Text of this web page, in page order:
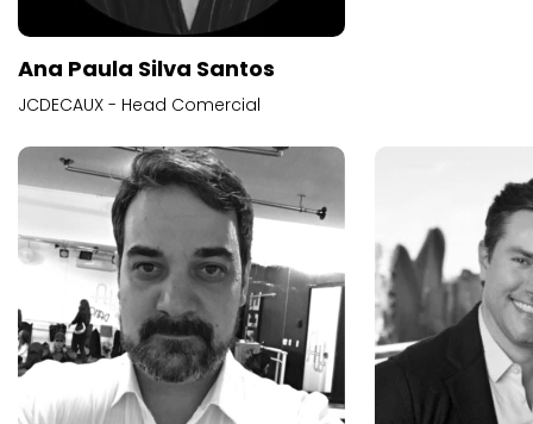
Ana Paula Silva Santos
JCDECAUX - Head Comercial